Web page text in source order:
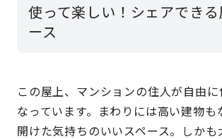
使って楽しい！シェアでき
ース
この屋上、マンションの住人が自由
なっています。まわりには高い建物も
開けた気持ちのいいスペース。しかも